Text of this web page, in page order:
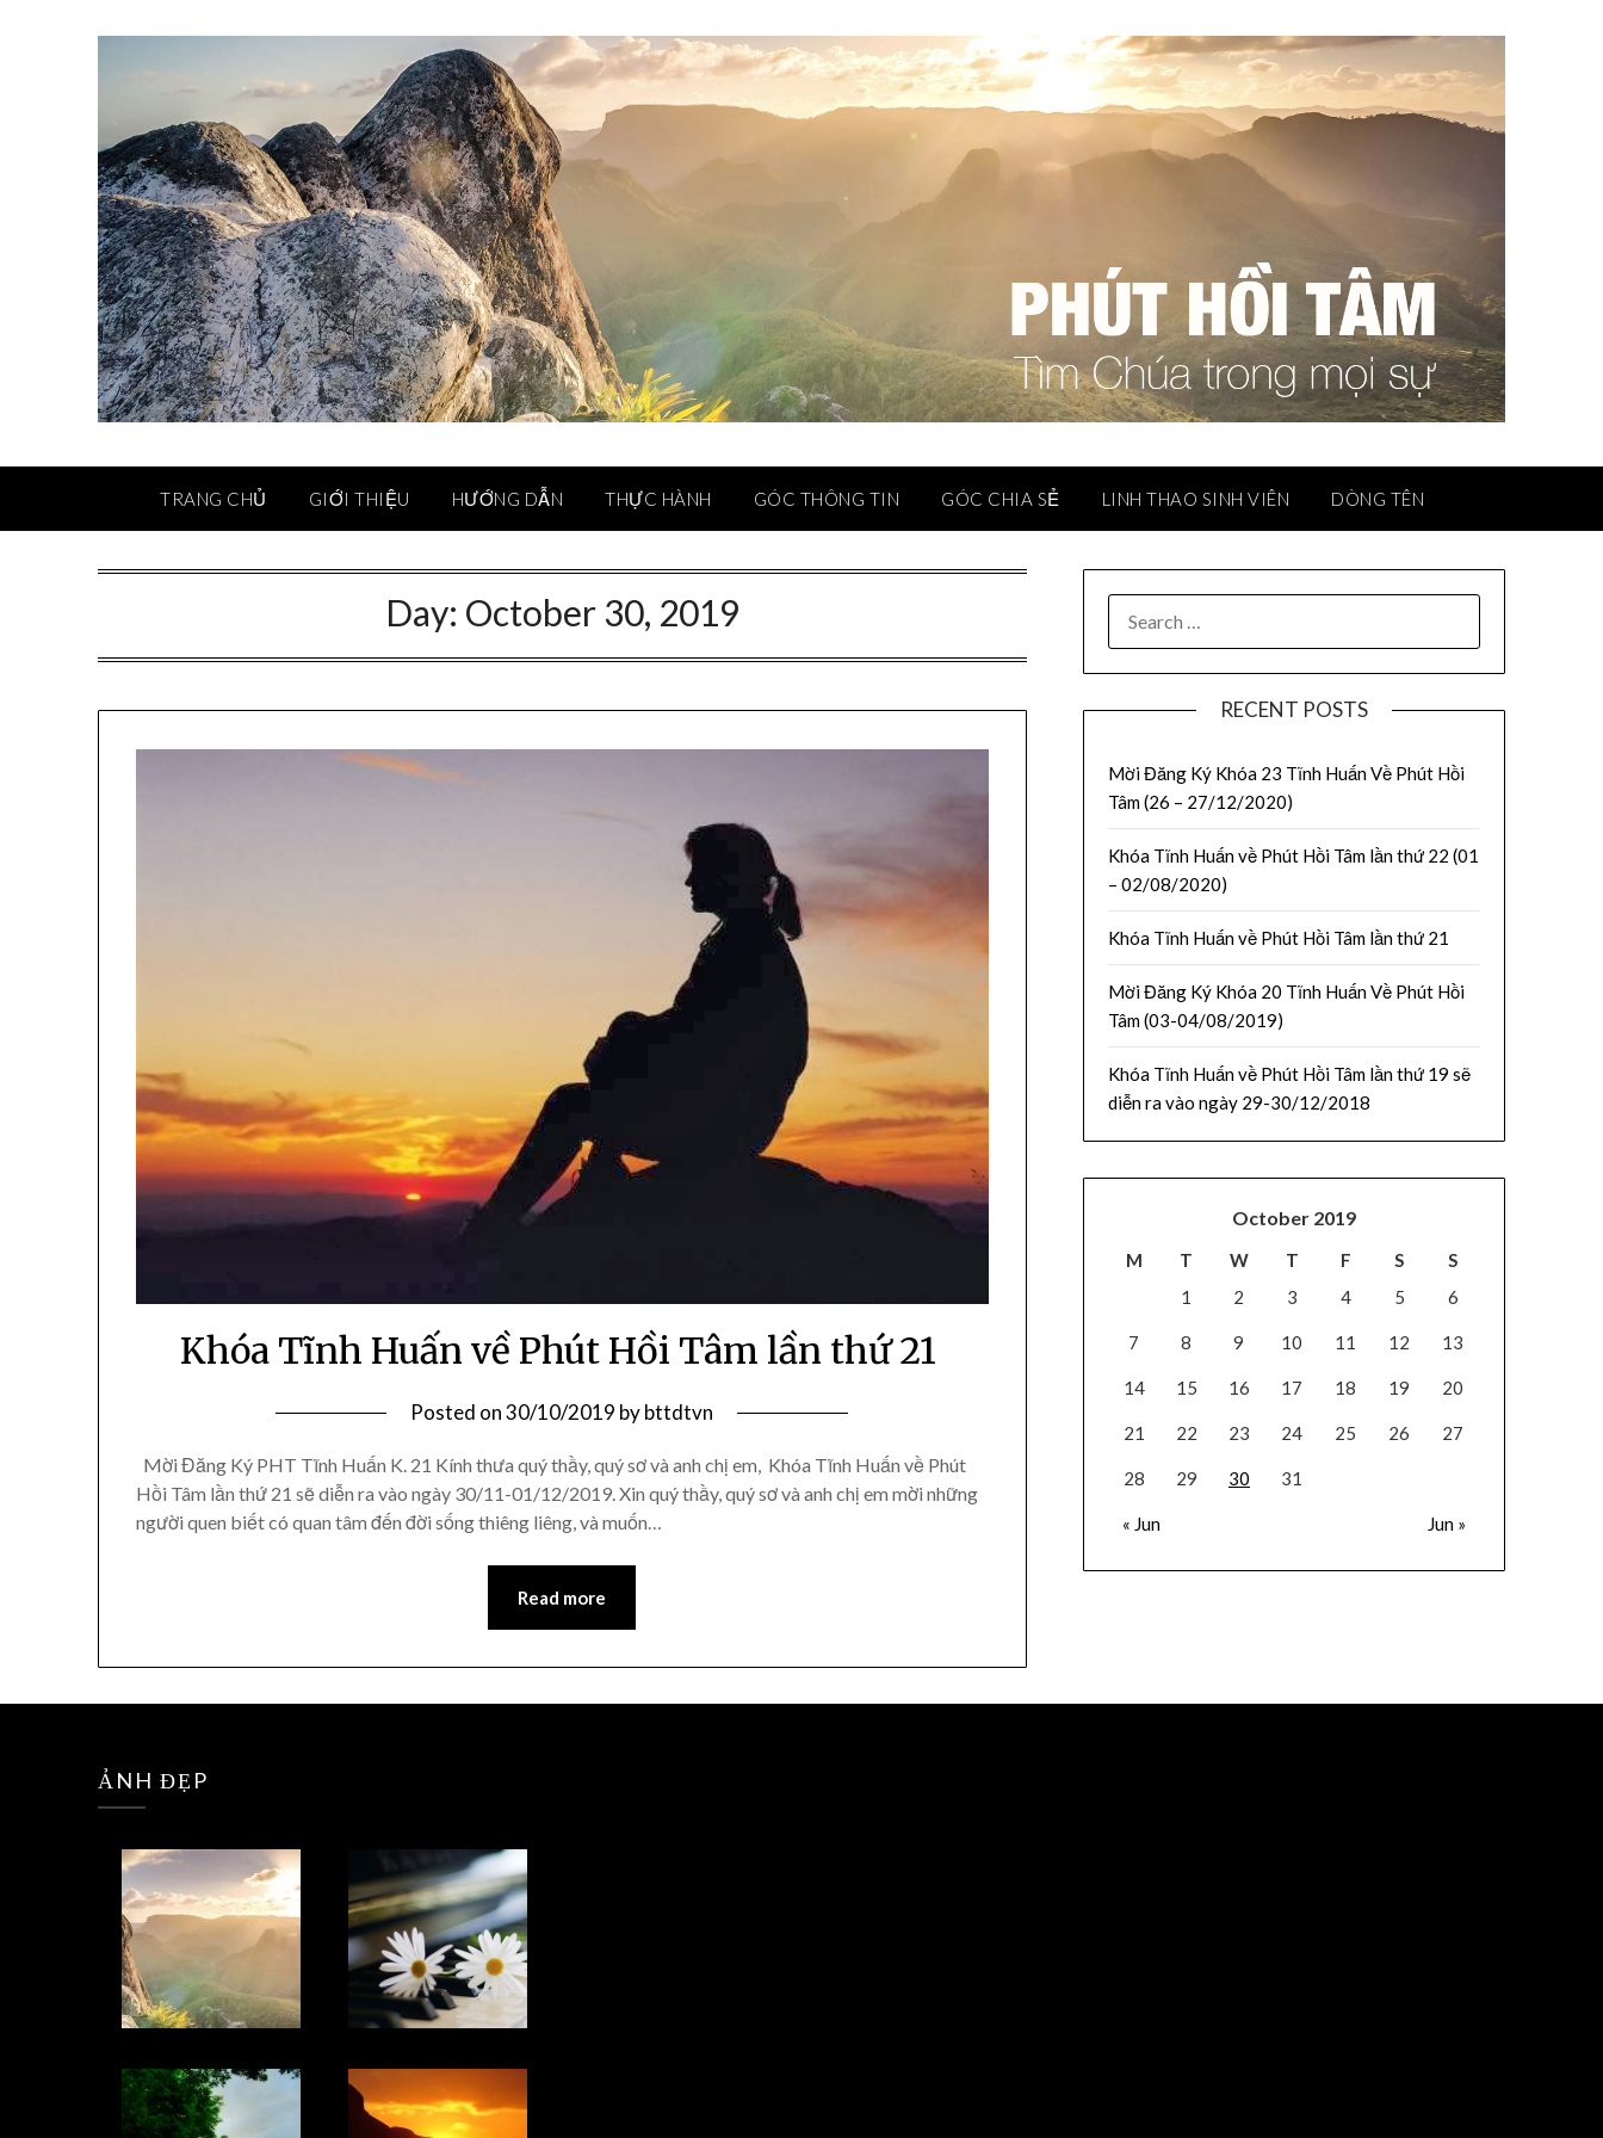
TRANG CHỦ GIỚI THIỆU HƯỚNG DẪN THỰC HÀNH GÓC THÔNG TIN GÓC CHIA SẺ LINH THAO SINH VIÊN DÒNG TÊN
Day: October 30, 2019
Khóa Tĩnh Huấn về Phút Hồi Tâm lần thứ 21
Posted on30/10/2019 bybttdtvn
Mời Đăng Ký PHT Tĩnh Huấn K. 21 Kính thưa quý thầy, quý sơ và anh chị em, Khóa Tĩnh Huấn về Phút
Hồi Tâm lần thứ 21 sẽ diễn ra vào ngày 30/11-01/12/2019. Xin quý thầy, quý sơ và anh chị em mời những
người quen biết có quan tâm đến đời sống thiêng liêng, và muốn…
Read more
RECENT POSTS
Mời Đăng Ký Khóa 23 Tĩnh Huấn Về Phút Hồi
Tâm (26 – 27/12/2020)
Khóa Tĩnh Huấn về Phút Hồi Tâm lần thứ 22 (01
– 02/08/2020)
Khóa Tĩnh Huấn về Phút Hồi Tâm lần thứ 21
Mời Đăng Ký Khóa 20 Tĩnh Huấn Về Phút Hồi
Tâm (03-04/08/2019)
Khóa Tĩnh Huấn về Phút Hồi Tâm lần thứ 19 sẽ
diễn ra vào ngày 29-30/12/2018
October 2019
M T W T F S S
« Jun Jun »
1 2 3 4 5 6
7 8 9 10 11 12 13
14 15 16 17 18 19 20
21 22 23 24 25 26 27
28 29 30 31
ẢNH ĐẸP